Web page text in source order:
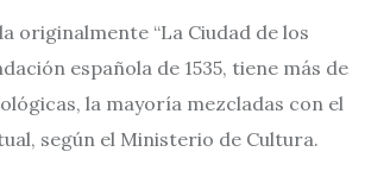
originalmente “La Ciudad de los
española de 1535, tiene más de
la mayoría mezcladas con el
según el Ministerio de Cultura.